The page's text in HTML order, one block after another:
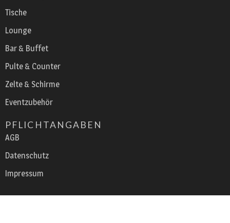
Tische
Lounge
Bar & Buffet
Pulte & Counter
Zelte & Schirme
Eventzubehör
PFLICHTANGABEN
AGB
Datenschutz
Impressum